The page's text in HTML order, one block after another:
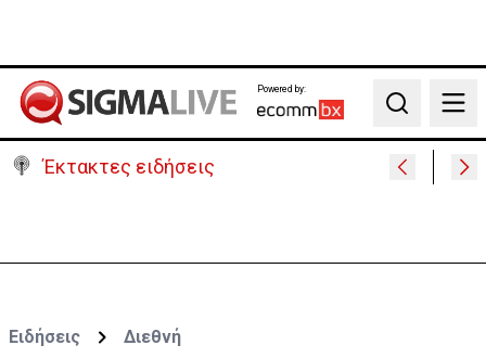
Powered by:
Search
Έκτακτες ειδήσεις
Ειδήσεις Διεθνή